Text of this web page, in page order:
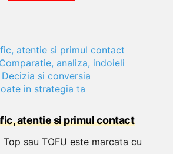
atentie si primul contact
analiza, indoieli
si conversia
in strategia ta
atentie si primul contact
Top sau TOFU este marcata cu